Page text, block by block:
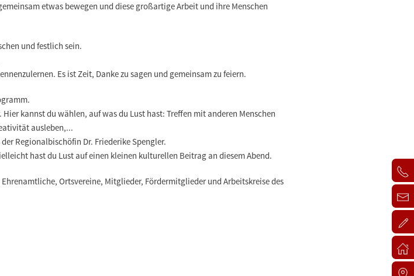
etwas bewegen und diese großartige Arbeit und ihre Menschen
und festlich sein.
Es ist Zeit, Danke zu sagen und gemeinsam zu feiern.
kannst du wählen, auf was du Lust hast: Treffen mit anderen Menschen
ausleben,...
Regionalbischöfin Dr. Friederike Spengler.
hast du Lust auf einen kleinen kulturellen Beitrag an diesem Abend.
Ortsvereine, Mitglieder, Fördermitglieder und Arbeitskreise des